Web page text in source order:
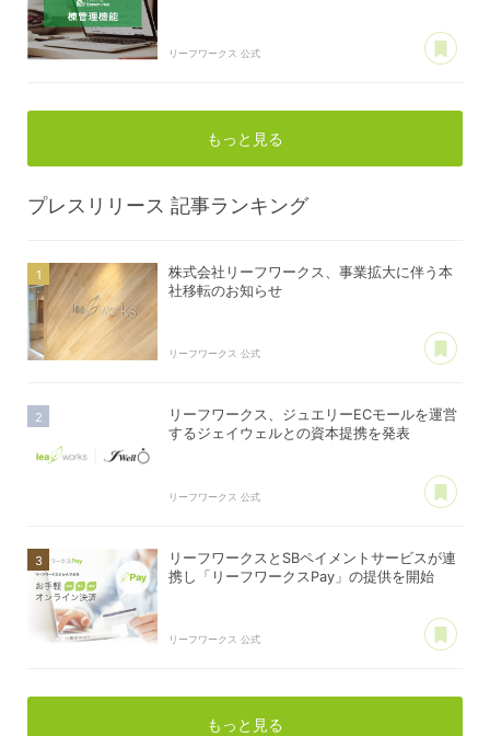
リーフワークス 公式
もっと見る
プレスリリース 記事ランキング
株式会社リーフワークス、事業拡大に伴う本
社移転のお知らせ
リーフワークス 公式
リーフワークス、ジュエリーECモールを運営
するジェイウェルとの資本提携を発表
リーフワークス 公式
リーフワークスとSBペイメントサービスが連
携し「リーフワークスPay」の提供を開始
リーフワークス 公式
もっと見る